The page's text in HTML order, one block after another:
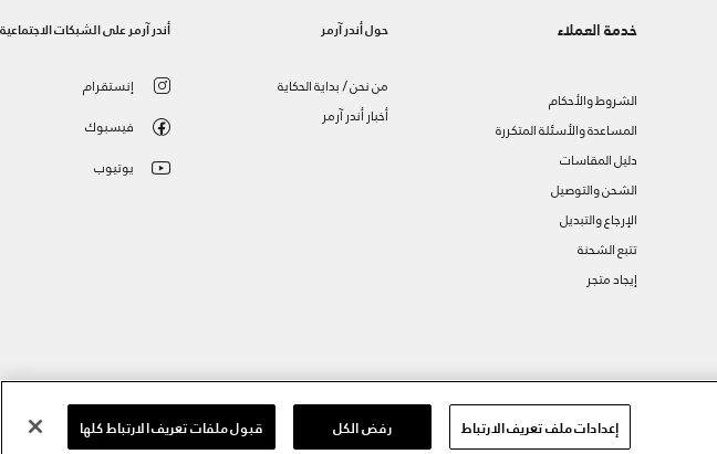
خدمة العملاء
الشروط والأحكام
المساعدة والأسئلة المتكررة
دليل المقاسات
الشحن والتوصيل
الإرجاع والتبديل
تتبع الشحنة
إيجاد متجر
حول أندر آرمر
من نحن / بداية الحكاية
أخبار أندر آرمر
أندر آرمر على الشبكات الاجتماعية
إنستقرام
فيسبوك
يوتيوب
إعدادات ملف تعريف الارتباط رفض الكل قبول ملفات تعريف الارتباط كلها